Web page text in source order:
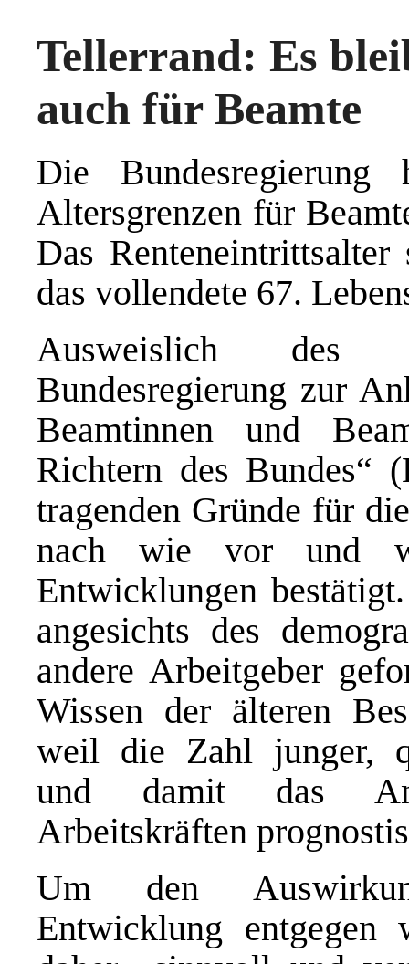
Tellerrand: Es
auch für Beamte
Die
Altersgrenzen für
Das
das vollendete 67.
Ausweislich des
Bundesregierung zur
Beamtinnen und
Richtern des Bundes“
tragenden Gründe für
nach wie vor und
Entwicklungen
angesichts des
andere Arbeitgeber
Wissen der älteren
weil die Zahl junger,
und damit das
Arbeitskräften
Um den
Entwicklung